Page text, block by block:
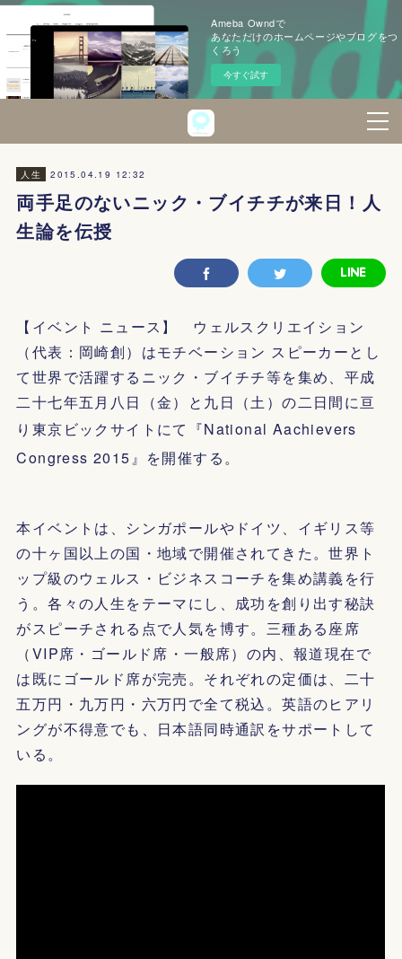
Ameba Owndで
あなただけのホームページやブログをつ
くろう
今すぐ試す
人生 2015.04.19 12:32
両手足のないニック・ブイチチが来日！人
生論を伝授
【イベント ニュース】 ウェルスクリエイション
（代表：岡崎創）はモチベーション スピーカーとし
て世界で活躍するニック・ブイチチ等を集め、平成
二十七年五月八日（金）と九日（土）の二日間に亘
り東京ビックサイトにて『National Aachievers
Congress 2015』を開催する。
本イベントは、シンガポールやドイツ、イギリス等
の十ヶ国以上の国・地域で開催されてきた。世界ト
ップ級のウェルス・ビジネスコーチを集め講義を行
う。各々の人生をテーマにし、成功を創り出す秘訣
がスピーチされる点で人気を博す。三種ある座席
（VIP席・ゴールド席・一般席）の内、報道現在で
は既にゴールド席が完売。それぞれの定価は、二十
五万円・九万円・六万円で全て税込。英語のヒアリ
ングが不得意でも、日本語同時通訳をサポートして
いる。